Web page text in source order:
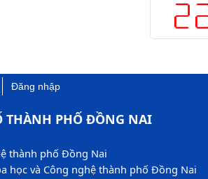
Đăng nhập
THÀNH PHỐ ĐỒNG NAI​
thành phố Đồng Nai
học và Công nghệ thành phố Đồng Nai